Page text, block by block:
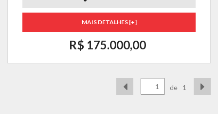
MAIS DETALHES [+]
R$ 175.000,00
de 1